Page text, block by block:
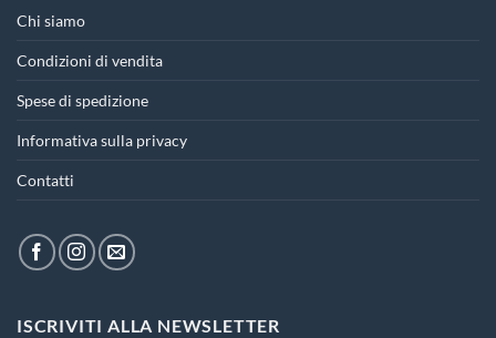
Chi siamo
Condizioni di vendita
Spese di spedizione
Informativa sulla privacy
Contatti
ISCRIVITI ALLA NEWSLETTER